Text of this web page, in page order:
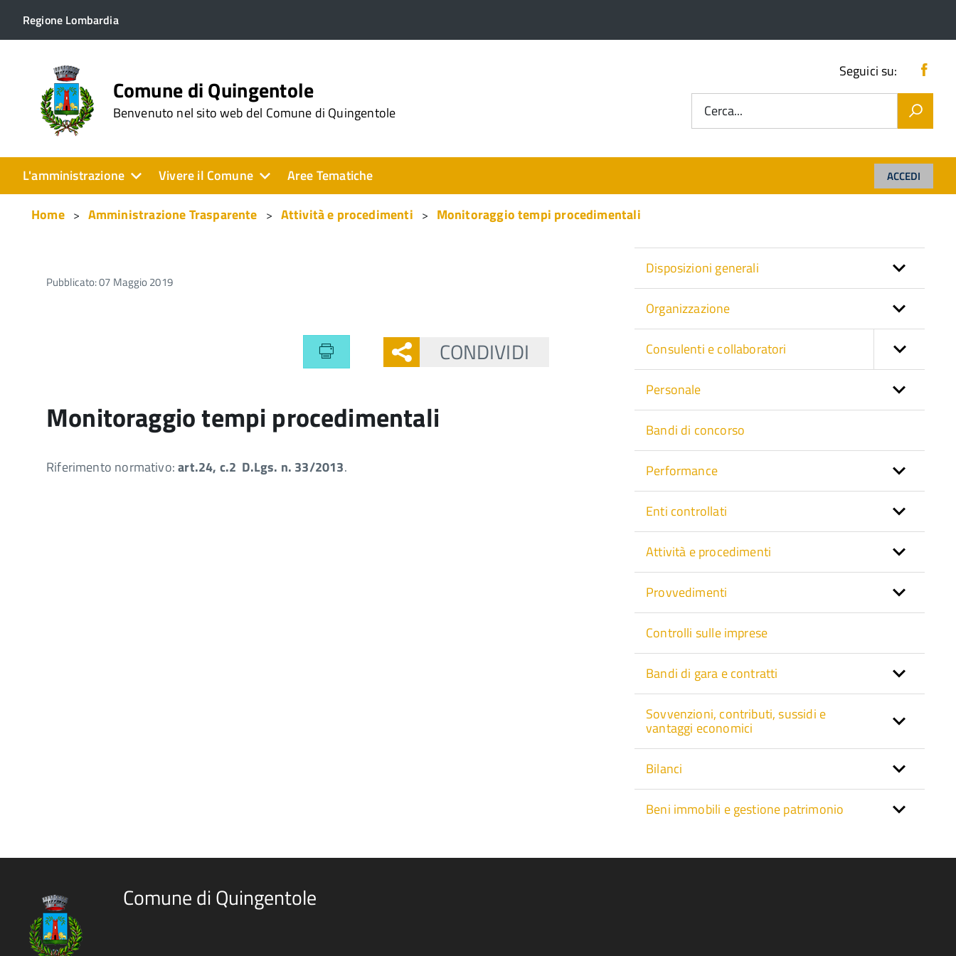
Regione Lombardia
Comune di Quingentole
Benvenuto nel sito web del Comune di Quingentole
Seguici su:
Cerca...
L'amministrazione Vivere il Comune ACCEDI
Aree Tematiche
Home Amministrazione Trasparente Attività e procedimenti Monitoraggio tempi procedimentali
Pubblicato: 07 Maggio 2019
CONDIVIDI
Monitoraggio tempi procedimentali
Riferimento normativo:art.24, c.2 D.Lgs. n. 33/2013.
Disposizioni generali
Organizzazione
Consulenti e collaboratori
Personale
Bandi di concorso
Performance
Enti controllati
Attività e procedimenti
Provvedimenti
Controlli sulle imprese
Bandi di gara e contratti
Sovvenzioni, contributi, sussidi e
vantaggi economici
Bilanci
Beni immobili e gestione patrimonio
Comune di Quingentole